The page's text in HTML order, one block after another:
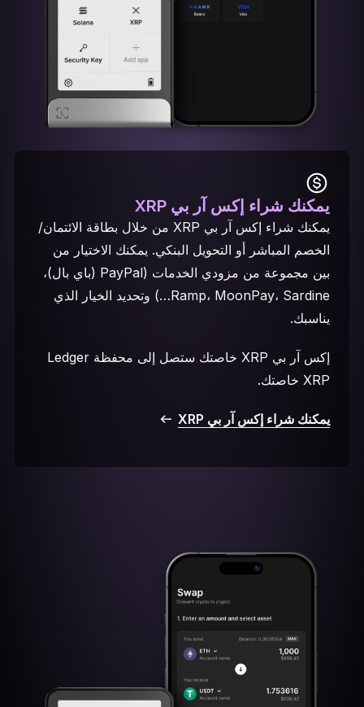
يمكنك شراء إكس آر بي XRP
يمكنك شراء إكس آر بي XRP من خلال بطاقة الائتمان/
الخصم المباشر أو التحويل البنكي. يمكنك الاختيار من
بين مجموعة من مزودي الخدمات (PayPal (باي بال)،
Ramp، MoonPay، Sardine…) وتحديد الخيار الذي
يناسبك.
إكس آر بي XRP خاصتك ستصل إلى محفظة Ledger
XRP خاصتك.
يمكنك شراء إكس آر بي XRP